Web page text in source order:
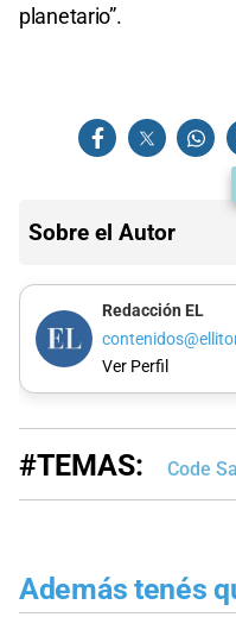
planetario”.
Sobre el Autor
Redacción EL
Ver Perfil
#TEMAS: Code
Además tenés